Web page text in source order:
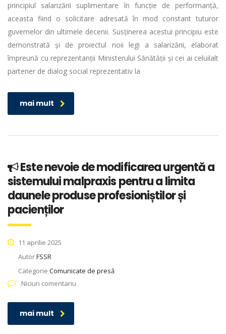
principiul salarizării suplimentare în funcție de performanță,
aceasta fiind o solicitare adresată în mod constant tuturor
guvernelor din ultimele decenii. Susținerea acestui principiu este
demonstrată și de proiectul noii legi a salarizării, elaborat
împreună cu reprezentanții Ministerului Sănătății și cei ai celuilalt
partener de dialog social reprezentativ la
mai mult
Este nevoie de modificarea urgentă a
sistemului malpraxis pentru a limita
daunele produse profesioniștilor și
pacienților
11 aprilie 2025
AutorFSSR
Categorie Comunicate de presă
Niciun comentariu
mai mult